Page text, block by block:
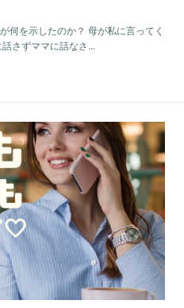
何を示したのか？ 母が私に言ってく
さずママに話なさ...